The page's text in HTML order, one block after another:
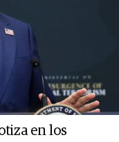
en los